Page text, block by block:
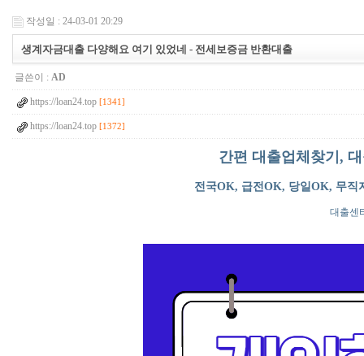
작성일 : 24-03-01 20:29
생계자금대출 다양해요 여기 있었네 - 전세보증금 반환대출
글쓴이 : AD
https://loan24.top [1341]
https://loan24.top [1372]
간편 대출업체찾기,
전국OK, 급전OK, 당일OK, 무직
대출센